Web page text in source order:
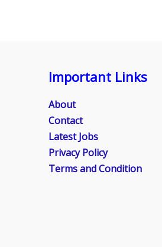
Important Links
About
Contact
Latest Jobs
Privacy Policy
Terms and Condition